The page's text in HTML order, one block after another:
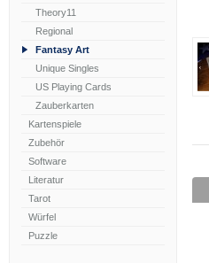
Theory11
Regional
Fantasy Art
Unique Singles
US Playing Cards
Zauberkarten
Kartenspiele
Zubehör
Software
Literatur
Tarot
Würfel
Puzzle